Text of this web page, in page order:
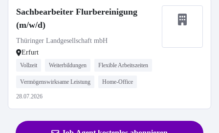
Sachbearbeiter Flurbereinigung
(m/w/d)
Thüringer Landgesellschaft mbH
Erfurt
Vollzeit Weiterbildungen Flexible Arbeitszeiten
Vermögenswirksame Leistung Home-Office
28.07.2026